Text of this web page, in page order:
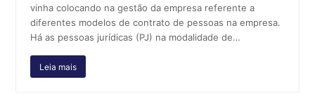
vinha colocando na gestão da empresa referente a
diferentes modelos de contrato de pessoas na empresa.
Há as pessoas jurídicas (PJ) na modalidade de…
Leia mais